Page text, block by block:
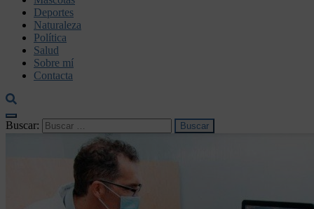
Deportes
Naturaleza
Política
Salud
Sobre mí
Contacta
Buscar: